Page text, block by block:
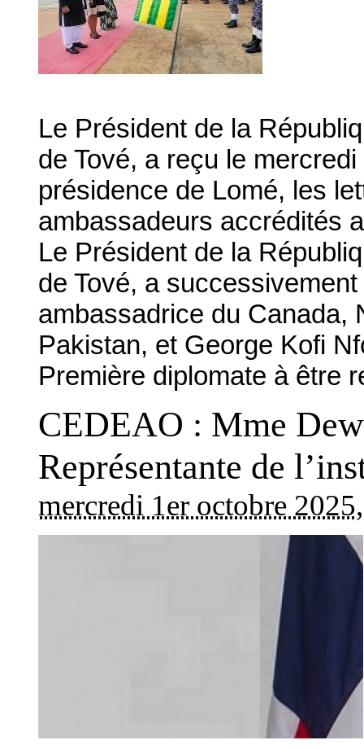
Le Président de la
de Tové, a reçu le
présidence de Lomé, les
ambassadeurs accrédités
Le Président de la
de Tové, a
ambassadrice du Canada,
Pakistan, et George Kofi
Première diplomate à être
CEDEAO : Mme
Représentante de
mercredi 1er octobre 2025,